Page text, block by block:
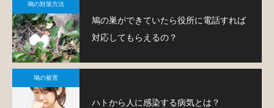
鳩の対策方法
鳩の巣ができていたら役所に電話すれば
対応してもらえるの？
鳩の被害
ハトから人に感染する病気とは？